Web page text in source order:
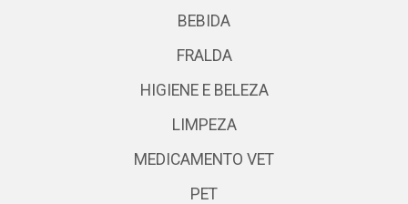
BEBIDA
FRALDA
HIGIENE E BELEZA
LIMPEZA
MEDICAMENTO VET
PET